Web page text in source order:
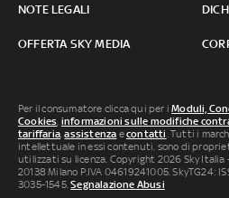
NOTE LEGALI
OFFERTA SKY MEDIA
Per il consumatore clicca qui per iModuli,
Cookies, informazioni sulle modifiche
tariffaria,assistenza econtatti. Tutti i
intellettuale in essi contenuti, sono di
utilizzati su licenza. Copyright 2026 Sky Italia
20138 Milano P.IVA 04619241005. SkyTG24:
3035-1545.Segnalazione Abusi